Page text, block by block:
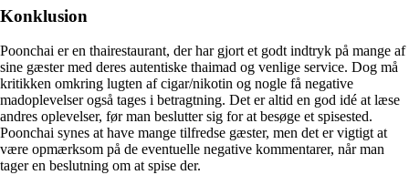
Konklusion
Poonchai er en thairestaurant, der har gjort et godt indtryk på mange af
sine gæster med deres autentiske thaimad og venlige service. Dog må
kritikken omkring lugten af cigar/nikotin og nogle få negative
madoplevelser også tages i betragtning. Det er altid en god idé at læse
andres oplevelser, før man beslutter sig for at besøge et spisested.
Poonchai synes at have mange tilfredse gæster, men det er vigtigt at
være opmærksom på de eventuelle negative kommentarer, når man
tager en beslutning om at spise der.